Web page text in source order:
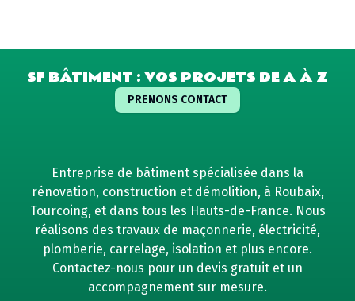
SF BÂTIMENT : VOS PROJETS DE A À Z
PRENONS CONTACT
Entreprise de bâtiment spécialisée dans la
rénovation, construction et démolition, à Roubaix,
Tourcoing, et dans tous les Hauts-de-France. Nous
réalisons des travaux de maçonnerie, électricité,
plomberie, carrelage, isolation et plus encore.
Contactez-nous pour un devis gratuit et un
accompagnement sur mesure.